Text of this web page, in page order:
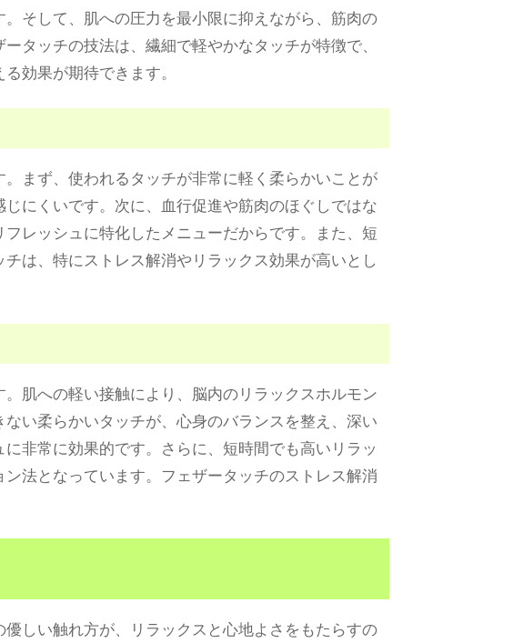
そして、肌への圧力を最小限に抑えながら、筋肉の
タッチの技法は、繊細で軽やかなタッチが特徴で、
効果が期待できます。
まず、使われるタッチが非常に軽く柔らかいことが
にくいです。次に、血行促進や筋肉のほぐしではな
レッシュに特化したメニューだからです。また、短
は、特にストレス解消やリラックス効果が高いとし
肌への軽い接触により、脳内のリラックスホルモン
い柔らかいタッチが、心身のバランスを整え、深い
非常に効果的です。さらに、短時間でも高いリラッ
法となっています。フェザータッチのストレス解消
しい触れ方が、リラックスと心地よさをもたらすの